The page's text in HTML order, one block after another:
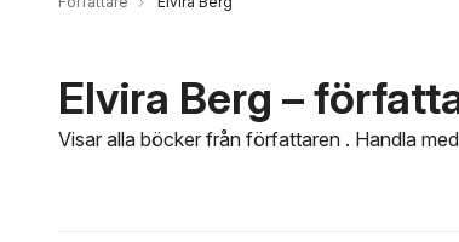
Elvira Berg –
Visar alla böcker från författaren . Handla